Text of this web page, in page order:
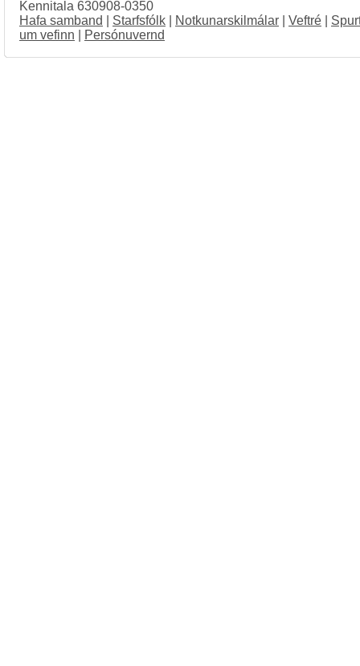
Kennitala 630908-0350
Hafa samband
Starfsfólk Notkunarskilmálar Veftré
um vefinn
Persónuvernd